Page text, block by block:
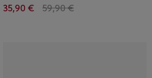
35,90 € 59,90 €